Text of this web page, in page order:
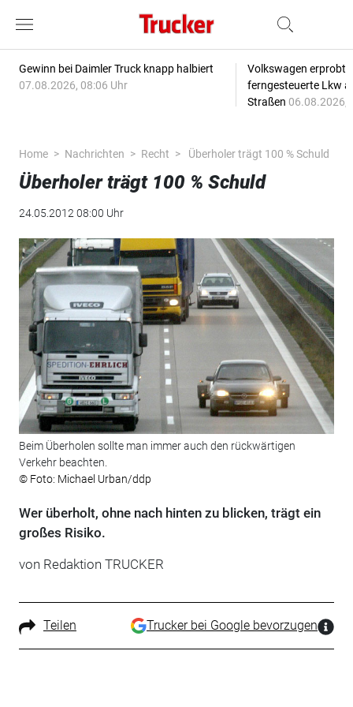
Gewinn bei Daimler Truck knapp halbiert
07.08.2026, 08:06 Uhr
Volkswagen erprobt
ferngesteuerte Lkw
Straßen 06.08.2026,
Home Nachrichten Recht Überholer trägt 100 % Schuld
Überholer trägt 100 % Schuld
24.05.2012 08:00 Uhr
Beim Überholen sollte man immer auch den rückwärtigen
Verkehr beachten.
© Foto: Michael Urban/ddp
Wer überholt, ohne nach hinten zu blicken, trägt ein
großes Risiko.
von Redaktion TRUCKER
Teilen Trucker bei Google bevorzugen